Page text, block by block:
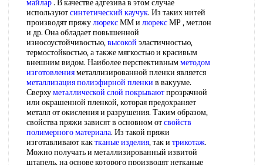
майлар. В качестве адгезива в этом случае
используютсинтетический каучук. Из таких нитей
производят пряжулюрексММ и люрексМР , метлон
и др. Она обладает повышенной
износоустойчивостью,высокой эластичностью,
термостойкостью, а также мягкостью и красивым
внешним видом. Наиболее перспективнымметодом
изготовленияметаллизированной пленки является
металлизацияполиэфирной пленки в вакууме.
Сверхуметаллической слой покрываютпрозрачной
или окрашенной пленкой, которая предохраняет
металл от окисления и разрушения. Таким образом,
свойства пряжи зависят в основном отсвойств
полимерного материала. Из такой пряжи
изготавливают кактканые изделия, так и трикотаж.
Можно получать и металлизированный извитой
штапель, на основе которого производят нетканые